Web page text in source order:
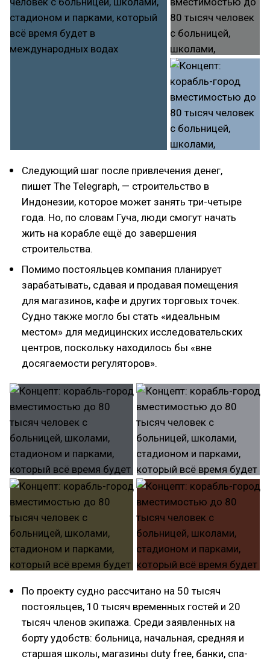
Следующий шаг после привлечения денег,
пишет The Telegraph, — строительство в
Индонезии, которое может занять три-четыре
года. Но, по словам Гуча, люди смогут начать
жить на корабле ещё до завершения
строительства.
Помимо постояльцев компания планирует
зарабатывать, сдавая и продавая помещения
для магазинов, кафе и других торговых точек.
Судно также могло бы стать «идеальным
местом» для медицинских исследовательских
центров, поскольку находилось бы «вне
досягаемости регуляторов».
По проекту судно рассчитано на 50 тысяч
постояльцев, 10 тысяч временных гостей и 20
тысяч членов экипажа. Среди заявленных на
борту удобств: больница, начальная, средняя и
старшая школы, магазины duty free, банки, спа-